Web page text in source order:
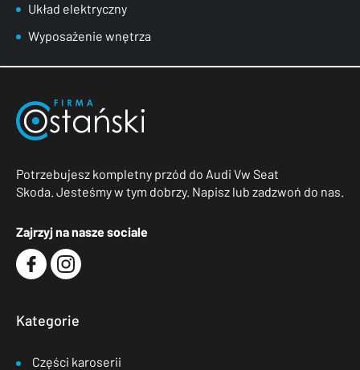
Układ elektryczny
Wyposażenie wnętrza
Potrzebujesz kompletny przód do Audi Vw Seat
Skoda. Jesteśmy w tym dobrzy. Napisz lub zadzwoń do nas.
Zajrzyj na nasze sociale
Kategorie
Części karoserii